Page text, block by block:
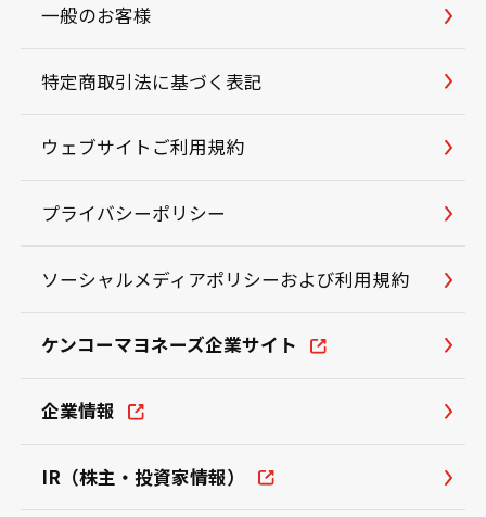
一般のお客様
特定商取引法に基づく表記
ウェブサイトご利用規約
プライバシーポリシー
ソーシャルメディアポリシーおよび利用規約
ケンコーマヨネーズ企業サイト
企業情報
IR（株主・投資家情報）